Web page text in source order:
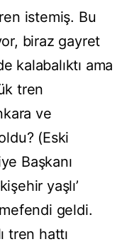
istemiş. Bu
biraz gayret
kalabalıktı ama
tren
ve
(Eski
Başkanı
yaşlı’
geldi.
tren hattı